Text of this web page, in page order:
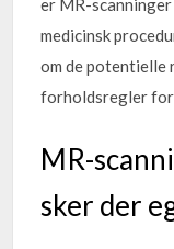
medicinsk
om de potentielle
forholdsregler for
MR-
sker der